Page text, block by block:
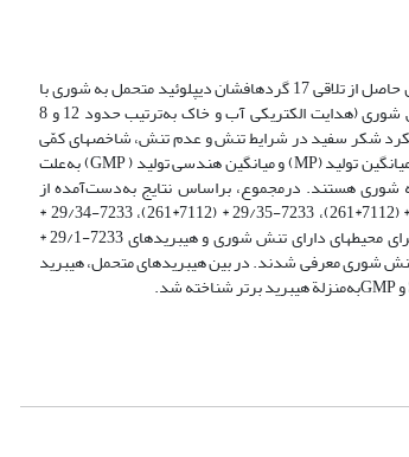
به‌منظور شناسایی و انتخاب هیبرید‏های متحمل به شوری بر‌اساس شاخص‏های کمّی تحمل به تنش، 17 هیبرید تری‏وی‌کراس حاصل از تلاقی 17 گرده‏افشان دیپلوئید متحمل به شوری با
سینگل‌کراس منو‏ژرم 7112 × 261 به همراه سه شاهد در دو آزمایش در ایستگاه تحقیقات شوری رودشت تحت تنش شوری (هدایت الکتریکی آب و خاک به‌ترتیب حدود 12 و 8
شکر سفید در شرایط تنش و عدم تنش، شاخص‏های کمّی
تحمل به تنش محاسبه شدند. تحلیل همبستگی عملکرد شکر با شاخص‏های مذکور نشان داد که شاخص‏های تحمل (STI)، میانگین تولید (MP) و میانگین هندسی تولید ( GMP) به‌علت
هستند. در‌مجموع، بر‌اساس نتایج به‌دست‌آمده از
نمودار‏های بای‏پلات، پراکنش سه‌بعدی و تجزیة خوشه‏ای، هیبرید‏های شمارة 7233-29/8 * (7112*261)، 7233-29/19 * (7112*261)، 7233-29/35 * (7112*261)، 7233-29/34 *
(7112*261)، 7233-29/28 * (7112*261) وهیبرید 7233-P.29 * MSC2 (شاهد متحمل) به‌منزلة هیبرید‏های متحمل برای محیط‏های دارای تنش شوری و هیبرید‏های 7233-29/1 *
محیط‏های دارای تنش شوری معرفی شدند. در بین هیبرید‏های متحمل، هیبرید